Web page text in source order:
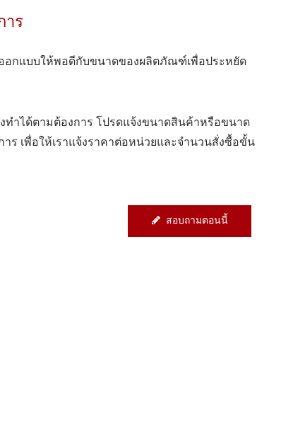
าร
อกแบบให้พอดีกับขนาดของผลิตภัณฑ์เพื่อประหยัด
ำได้ตามต้องการ โปรดแจ้งขนาดสินค้าหรือขนาด
เพื่อให้เราแจ้งราคาต่อหน่วยและจำนวนสั่งซื้อขั้น
สอบถามตอนนี้